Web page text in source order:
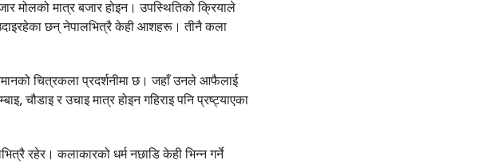
मोलको मात्र बजार होइन। उपस्थितिको क्रियाले
छन् नेपालभित्रै केही आशहरू। तीनै कला
चित्रकला प्रदर्शनीमा छ। जहाँ उनले आफैलाई
र उचाइ मात्र होइन गहिराइ पनि प्रष्ट्याएका
रहेर। कलाकारको धर्म नछाडि केही भिन्न गर्ने